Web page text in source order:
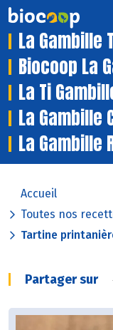
La Gambille
Biocoop La
La Ti
La Gambille
La Gambille
Accueil
Toutes nos
Tartine
Partager sur